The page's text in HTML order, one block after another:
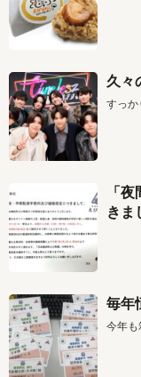
久々
すっか
「
きま
毎年
今年も